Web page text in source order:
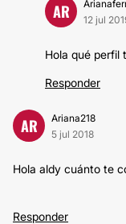
AR
12 jul
Hola qué perfil
Responder
AR
Ariana218
5 jul 2018
Hola aldy cuánto te
Responder